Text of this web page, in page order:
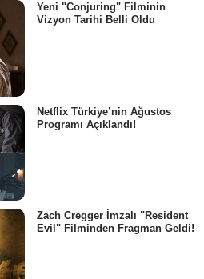
Yeni "Conjuring" Filminin
Vizyon Tarihi Belli Oldu
Netflix Türkiye’nin Ağustos
Programı Açıklandı!
Zach Cregger İmzalı "Resident
Evil" Filminden Fragman Geldi!